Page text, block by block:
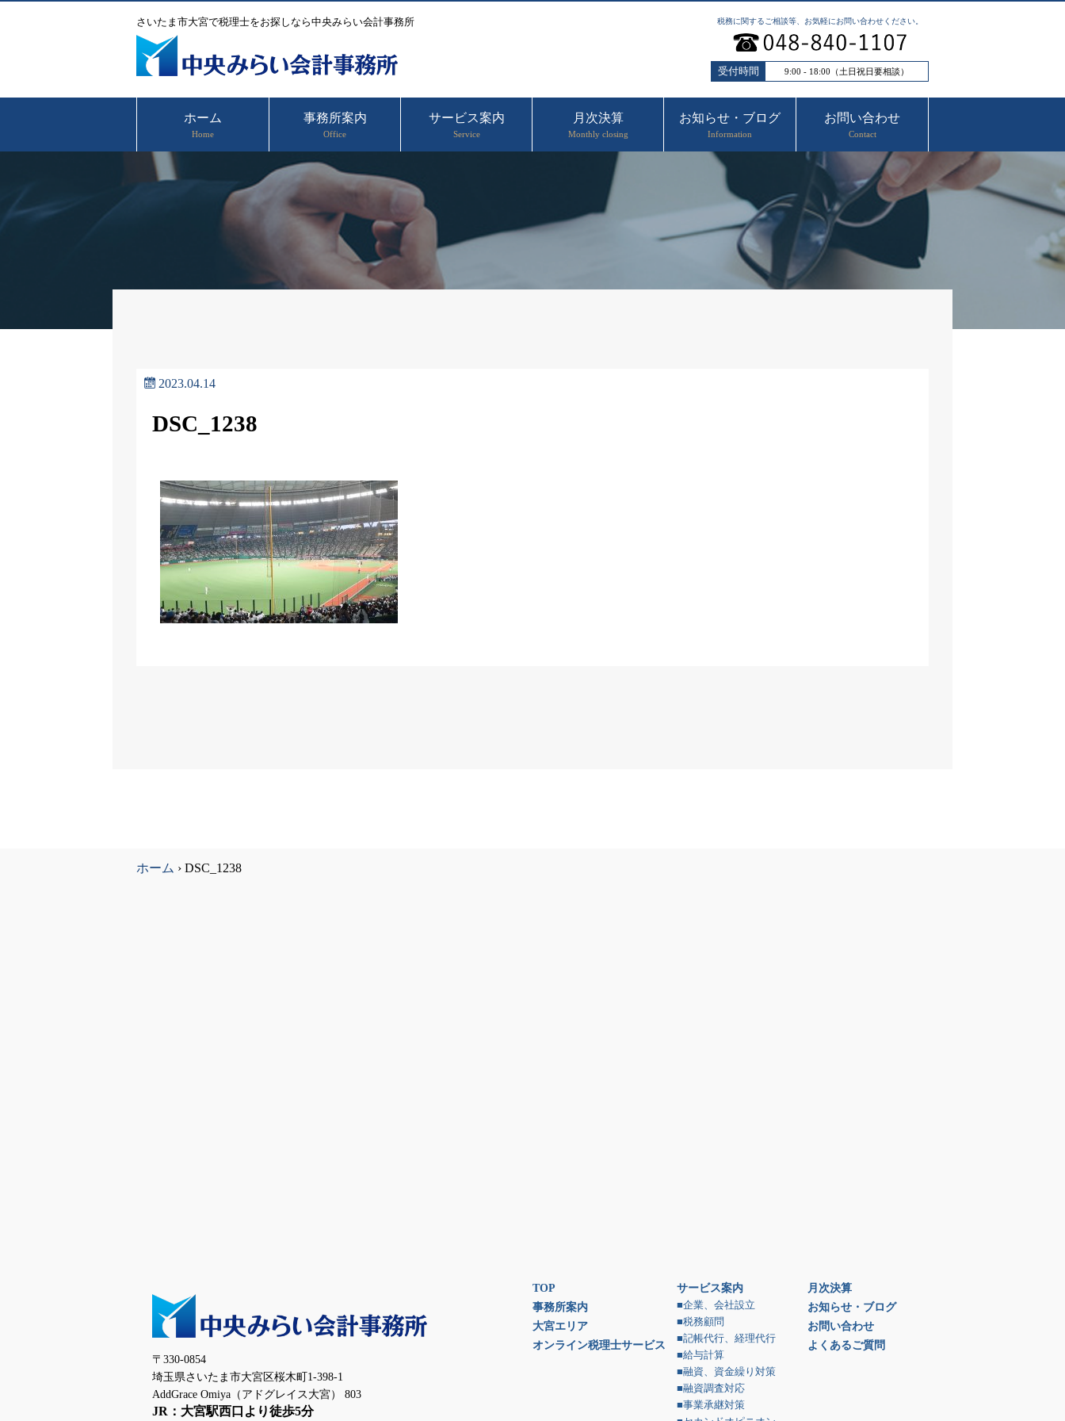
さいたま市大宮で税理士をお探しなら中央みらい会計事務所 税務に関するご相談等、お気軽にお問い合わせください。
受付時間 9:00 - 18:00（土日祝日要相談）
ホーム
Home
事務所案内
Office
サービス案内
Service
月次決算
Monthly closing
お知らせ・ブログ
Information
お問い合わせ
Contact
2023.04.14
DSC_1238
ホーム › DSC_1238
〒330-0854
埼玉県さいたま市大宮区桜木町1-398-1
AddGrace Omiya（アドグレイス大宮） 803
JR：大宮駅西口より徒歩5分
TOP
事務所案内
大宮エリア
オンライン税理士サービス
サービス案内
■企業、会社設立
■税務顧問
■記帳代行、経理代行
■給与計算
■融資、資金繰り対策
■融資調査対応
■事業承継対策
月次決算
お知らせ・ブログ
お問い合わせ
よくあるご質問